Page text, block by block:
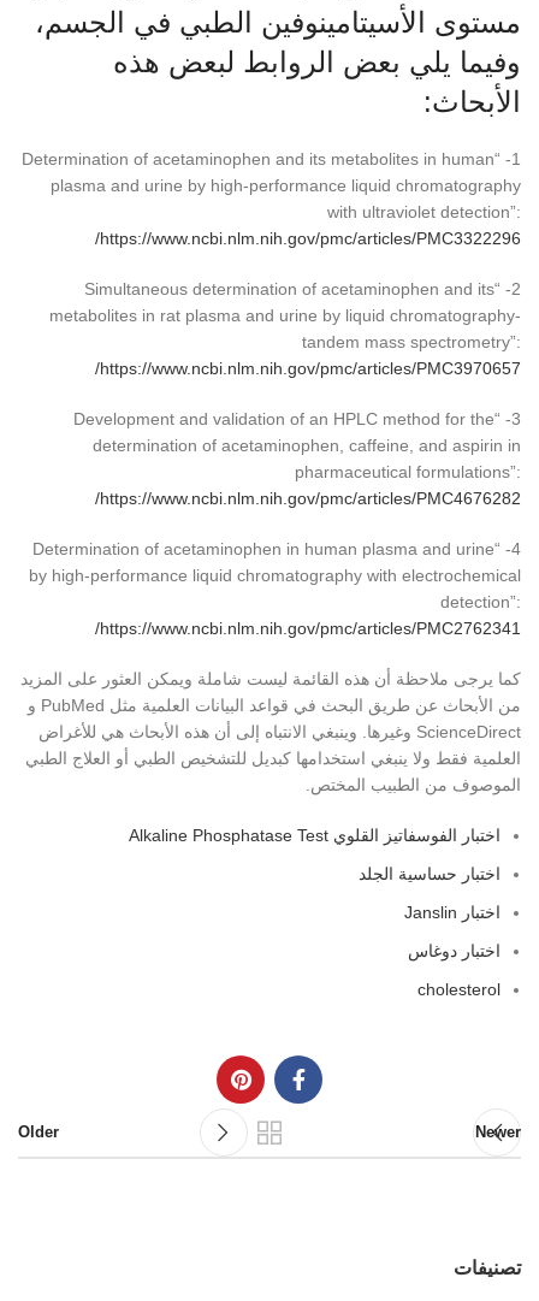
مستوى الأسيتامينوفين الطبي في الجسم،
وفيما يلي بعض الروابط لبعض هذه
الأبحاث:
1- “Determination of acetaminophen and its metabolites in human
plasma and urine by high-performance liquid chromatography
with ultraviolet detection”:
https://www.ncbi.nlm.nih.gov/pmc/articles/PMC3322296/
2- “Simultaneous determination of acetaminophen and its
metabolites in rat plasma and urine by liquid chromatography-
tandem mass spectrometry”:
https://www.ncbi.nlm.nih.gov/pmc/articles/PMC3970657/
3- “Development and validation of an HPLC method for the
determination of acetaminophen, caffeine, and aspirin in
pharmaceutical formulations”:
https://www.ncbi.nlm.nih.gov/pmc/articles/PMC4676282/
4- “Determination of acetaminophen in human plasma and urine
by high-performance liquid chromatography with electrochemical
detection”:
https://www.ncbi.nlm.nih.gov/pmc/articles/PMC2762341/
كما يرجى ملاحظة أن هذه القائمة ليست شاملة ويمكن العثور على المزيد
من الأبحاث عن طريق البحث في قواعد البيانات العلمية مثل PubMed و
ScienceDirect وغيرها. وينبغي الانتباه إلى أن هذه الأبحاث هي للأغراض
العلمية فقط ولا ينبغي استخدامها كبديل للتشخيص الطبي أو العلاج الطبي
الموصوف من الطبيب المختص.
اختبار الفوسفاتيز القلوي Alkaline Phosphatase Test
اختبار حساسية الجلد
اختبار Janslin
اختبار دوغاس
cholesterol
Newer
Older
تصنيفات